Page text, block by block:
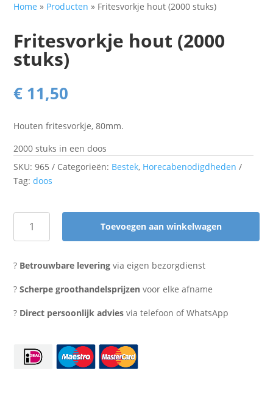
Home » Producten » Fritesvorkje hout (2000 stuks)
Fritesvorkje hout (2000
stuks)
€ 11,50
Houten fritesvorkje, 80mm.
2000 stuks in een doos
SKU:965 Categorieën: Bestek, Horecabenodigdheden
Tag:doos
Fritesvorkje
(2000
aantal
Toevoegen aan winkelwagen
? Betrouwbare levering via eigen bezorgdienst
?Scherpe groothandelsprijzen voor elke afname
? Direct persoonlijk advies via telefoon of WhatsApp